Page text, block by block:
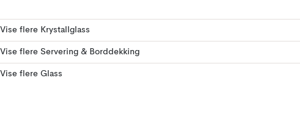
Vise flere Krystallglass
Vise flere Servering & Borddekking
Vise flere Glass